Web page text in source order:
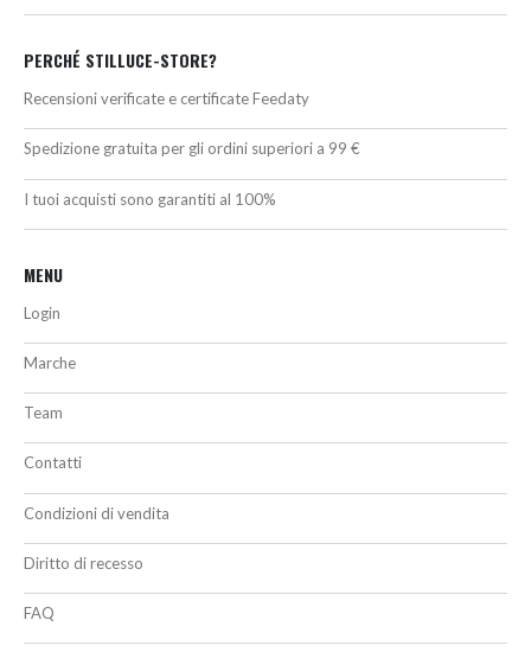
PERCHÉ STILLUCE-STORE?
Recensioni verificate e certificate Feedaty
Spedizione gratuita per gli ordini superiori a 99 €
I tuoi acquisti sono garantiti al 100%
MENU
Login
Marche
Team
Contatti
Condizioni di vendita
Diritto di recesso
FAQ